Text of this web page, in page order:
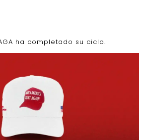
ha completado su ciclo.